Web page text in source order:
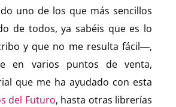
uno de los que más sencillos
de todos, ya sabéis que es lo
y que no me resulta fácil―,
en varios puntos de venta,
que me ha ayudado con esta
del Futuro, hasta otras librerías